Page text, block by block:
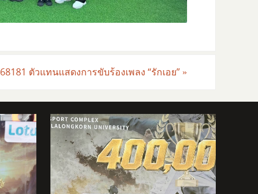
68181 ตัวแทนแสดงการขับร้องเพลง “รักเอย” »